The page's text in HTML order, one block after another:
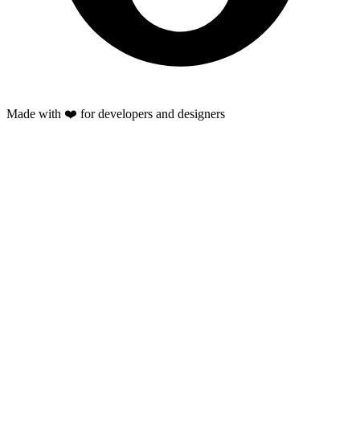
Made with ❤️ for developers and designers